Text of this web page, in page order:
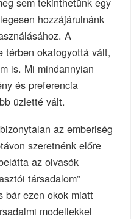
hozzájárulnánk
A
térben okafogyottá vált,
is. Mi mindannyian
és preferencia
üzletté vált.
az emberiség
szeretnénk előre
az olvasók
társadalom”
bár ezen okok miatt
modellekkel